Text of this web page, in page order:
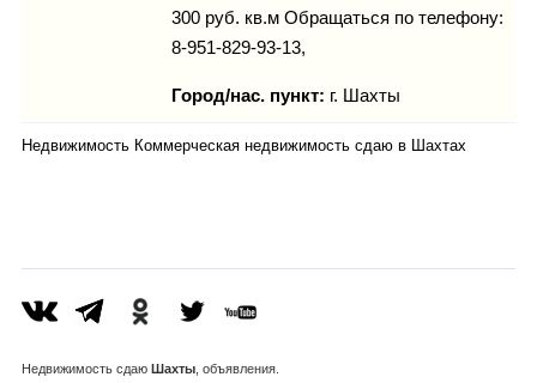
Фотогалерея
300 руб. кв.м Обращаться по телефону:
8-951-829-93-13,
Город/нас. пункт: г. Шахты
Недвижимость Коммерческая недвижимость сдаю в Шахтах
Недвижимость сдаю Шахты, объявления.